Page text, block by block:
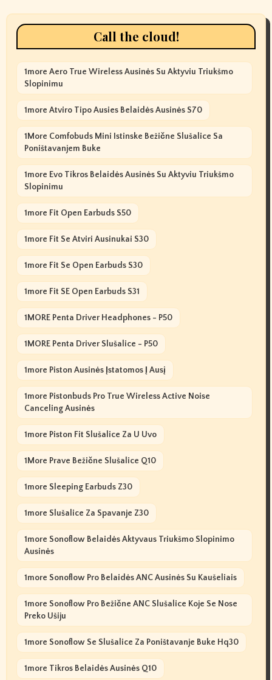
Call the cloud!
1more Aero True Wireless Ausinės Su Aktyviu Triukšmo
Slopinimu
1more Atviro Tipo Ausies Belaidės Ausinės S70
1More Comfobuds Mini Istinske Bežične Slušalice Sa
Poništavanjem Buke
1more Evo Tikros Belaidės Ausinės Su Aktyviu Triukšmo
Slopinimu
1more Fit Open Earbuds S50
1more Fit Se Atviri Ausinukai S30
1more Fit Se Open Earbuds S30
1more Fit SE Open Earbuds S31
1MORE Penta Driver Headphones - P50
1MORE Penta Driver Slušalice - P50
1more Piston Ausinės Įstatomos Į Ausį
1more Pistonbuds Pro True Wireless Active Noise
Canceling Ausinės
1more Piston Fit Slušalice Za U Uvo
1More Prave Bežične Slušalice Q10
1more Sleeping Earbuds Z30
1more Slušalice Za Spavanje Z30
1more Sonoflow Belaidės Aktyvaus Triukšmo Slopinimo
Ausinės
1more Sonoflow Pro Belaidės ANC Ausinės Su Kaušeliais
1more Sonoflow Pro Bežične ANC Slušalice Koje Se Nose
Preko Ušiju
1more Sonoflow Se Slušalice Za Poništavanje Buke Hq30
1more Tikros Belaidės Ausinės Q10